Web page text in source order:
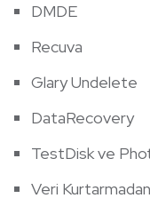
DMDE
Recuva
Glary Undelete
DataRecovery
TestDisk ve
Veri Kurtarmadan